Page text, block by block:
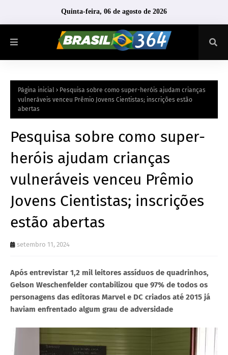
Quinta-feira, 06 de agosto de 2026
Página inicial
Pesquisa sobre como super-heróis ajudam crianças
vulneráveis venceu Prêmio Jovens Cientistas; inscrições estão
abertas
Pesquisa sobre como super-
heróis ajudam crianças
vulneráveis venceu Prêmio
Jovens Cientistas; inscrições
estão abertas
setembro 11, 2024
Após entrevistar 1,2 mil leitores assíduos de quadrinhos,
Gelson Weschenfelder contabilizou que 97% de todos os
personagens das editoras Marvel e DC criados até 2015 já
haviam enfrentado algum grau de adversidade